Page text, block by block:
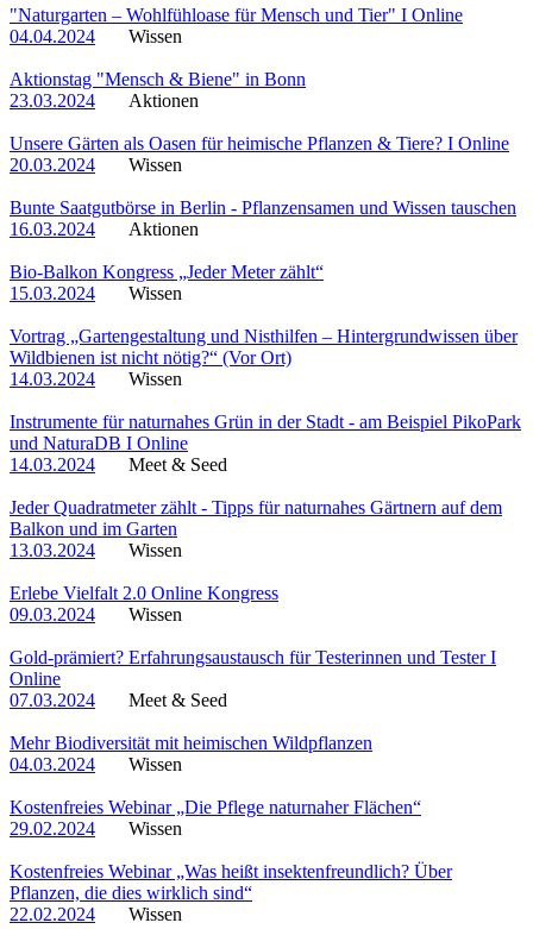
"Naturgarten – Wohlfühloase für Mensch und Tier" I Online
04.04.2024
Wissen
Aktionstag "Mensch & Biene" in Bonn
23.03.2024
Aktionen
Unsere Gärten als Oasen für heimische Pflanzen & Tiere? I Online
20.03.2024
Wissen
Bunte Saatgutbörse in Berlin - Pflanzensamen und Wissen tauschen
16.03.2024
Aktionen
Bio-Balkon Kongress „Jeder Meter zählt“
15.03.2024
Wissen
Vortrag „Gartengestaltung und Nisthilfen – Hintergrundwissen über
Wildbienen ist nicht nötig?“ (Vor Ort)
14.03.2024
Wissen
Instrumente für naturnahes Grün in der Stadt - am Beispiel PikoPark
und NaturaDB I Online
14.03.2024
Meet & Seed
Jeder Quadratmeter zählt - Tipps für naturnahes Gärtnern auf dem
Balkon und im Garten
13.03.2024
Wissen
Erlebe Vielfalt 2.0 Online Kongress
09.03.2024
Wissen
Gold-prämiert? Erfahrungsaustausch für Testerinnen und Tester I
Online
07.03.2024
Meet & Seed
Mehr Biodiversität mit heimischen Wildpflanzen
04.03.2024
Wissen
Kostenfreies Webinar „Die Pflege naturnaher Flächen“
29.02.2024
Wissen
Kostenfreies Webinar „Was heißt insektenfreundlich? Über
Pflanzen, die dies wirklich sind“
22.02.2024
Wissen